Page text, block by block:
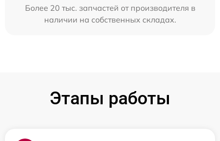
Более 20 тыс. запчастей от производителя в
наличии на собственных складах.
Этапы работы